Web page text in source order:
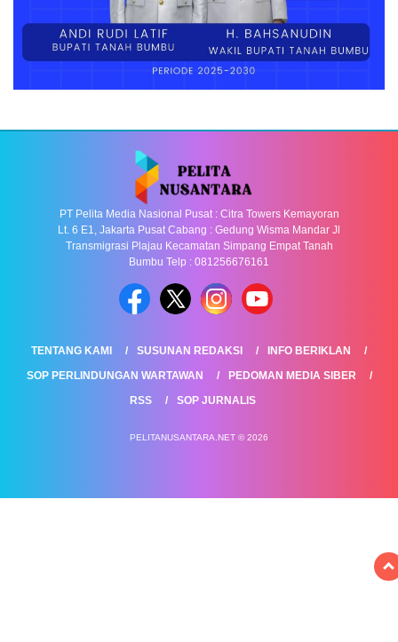
PT Pelita Media Nasional Pusat : Citra Towers Kemayoran
Lt. 6 E1, Jakarta Pusat Cabang : Gedung Wisma Mandar Jl
Transmigrasi Plajau Kecamatan Simpang Empat Tanah
Bumbu Telp : 081256676161
TENTANG KAMI SUSUNAN REDAKSI
INFO BERIKLAN
SOP PERLINDUNGAN WARTAWAN
PEDOMAN MEDIA SIBER
RSS
SOP JURNALIS
PELITANUSANTARA.NET © 2026